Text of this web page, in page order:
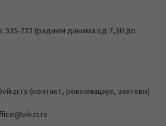
535-773 (радним данима од 7,30 до
(контакт, рекламације, захтеви)